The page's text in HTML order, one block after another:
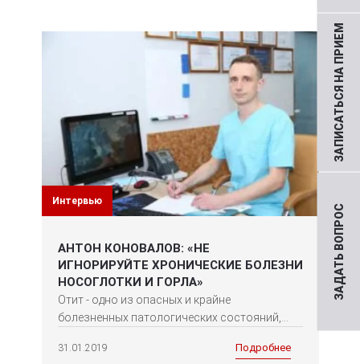
ЗАДАТЬ ВОПРОС
ЗАПИСАТЬСЯ НА ПРИЕМ
Интервью
АНТОН КОНОВАЛОВ: «НЕ
ИГНОРИРУЙТЕ ХРОНИЧЕСКИЕ БОЛЕЗНИ
НОСОГЛОТКИ И ГОРЛА»
Отит - одно из опасных и крайне
болезненных патологических состояний,...
31.01.2019 Подробнее